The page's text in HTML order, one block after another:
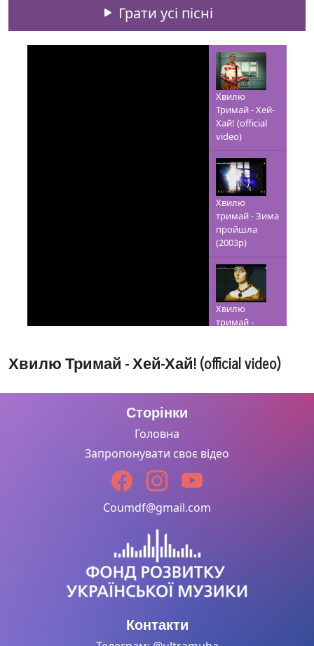
Грати усі пісні
Хвилю
Тримай - Хей-
Хай! (official
video)
Хвилю
тримай - Зима
пройшла
(2003р)
Хвилю
тримай -
(2002р) _
тримай -
Холодний
день (2004р)
Хвилю Тримай - Хей-Хай! (official video)
Сторінки
Головна
Запропонувати своє відео
Coumdf@gmail.com
Контакти